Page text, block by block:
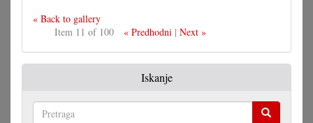
« Back to gallery
Item 11 of 100
« Predhodni| Next »
Iskanje